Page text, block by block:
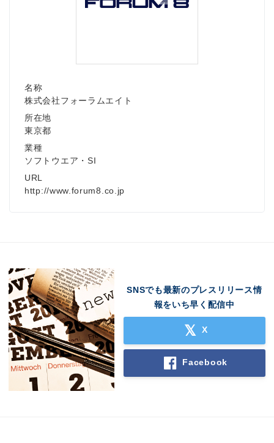
名称
株式会社フォーラムエイト
所在地
東京都
業種
ソフトウエア・SI
URL
http://www.forum8.co.jp
SNSでも最新のプレスリリース情
報をいち早く配信中
X
Facebook